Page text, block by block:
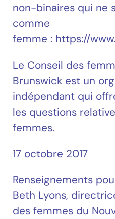
non-binaires qui ne
comme
femme : https://
Le Conseil des
Brunswick est un
indépendant qui
les questions
femmes.
17 octobre 2017
Renseignements
Beth Lyons,
des femmes du